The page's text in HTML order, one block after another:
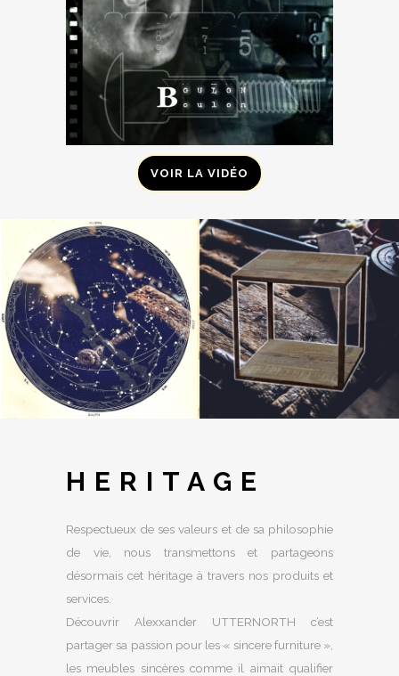
VOIR LA VIDÉO
HERITAGE
Respectueux de ses valeurs et de sa philosophie
de vie, nous transmettons et partageons
désormais cet héritage à travers nos produits et
services.
Découvrir Alexxander UTTERNORTH c’est
partager sa passion pour les « sincere furniture »,
les meubles sincères comme il aimait qualifier